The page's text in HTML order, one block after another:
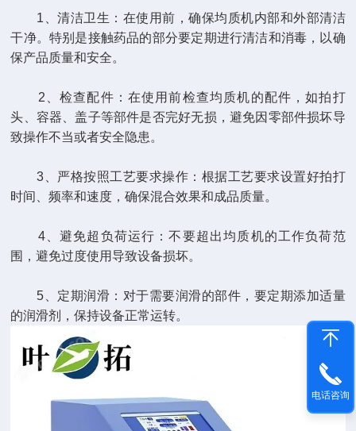
1、清洁卫生：在使用前，确保均质机内部和外部清洁
干净。特别是接触药品的部分要定期进行清洁和消毒，以确
保产品质量和安全。
2、检查配件：在使用前检查均质机的配件，如拍打
头、容器、盖子等部件是否完好无损，避免因零部件损坏导
致操作不当或者安全隐患。
3、严格按照工艺要求操作：根据工艺要求设置好拍打
时间、频率和速度，确保混合效果和成品质量。
4、避免超负荷运行：不要超出均质机的工作负荷范
围，避免过度使用导致设备损坏。
5、定期润滑：对于需要润滑的部件，要定期添加适量
的润滑剂，保持设备正常运转。
电话咨询